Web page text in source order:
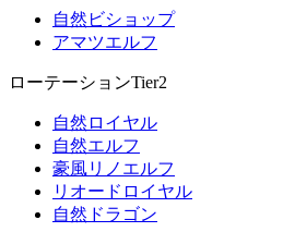
自然ビショップ
アマツエルフ
ローテーションTier2
自然ロイヤル
自然エルフ
豪風リノエルフ
リオードロイヤル
自然ドラゴン